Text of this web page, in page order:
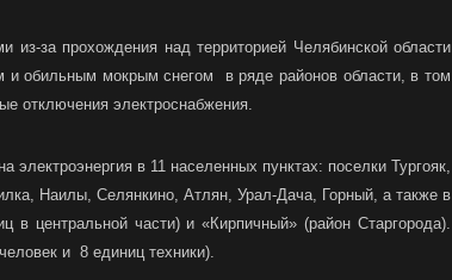
из-за прохождения над территорией Челябинской области
обильным мокрым снегом в ряде районов области, в том
отключения электроснабжения.
в 11 населенных пунктах: поселки Тургояк,
Наилы, Селянкино, Атлян, Урал-Дача, Горный, а также в
в центральной части) и «Кирпичный» (район Старгорода).
и 8 единиц техники).